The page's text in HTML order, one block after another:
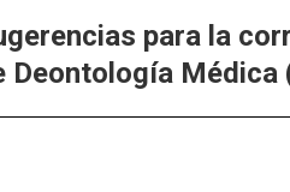
para la
Deontología Médica